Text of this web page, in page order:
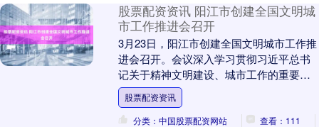
股票配资资讯 阳江市创建全国文明城
市工作推进会召开
3月23日，阳江市创建全国文明城市工作推
进会召开。会议深入学习贯彻习近平总书
记关于精神文明建设、城市工作的重要论
述，认真落实省委工作部署，动员全市上
下进一步锚定....
股票配资资讯
分类：中国股票配资网站
查看：111